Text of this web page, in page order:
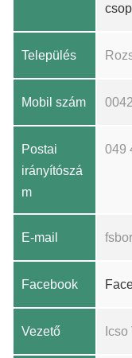
Település
Mobil szám
Postai
irányítószá
m
049
E-mail
Facebook
Vezető